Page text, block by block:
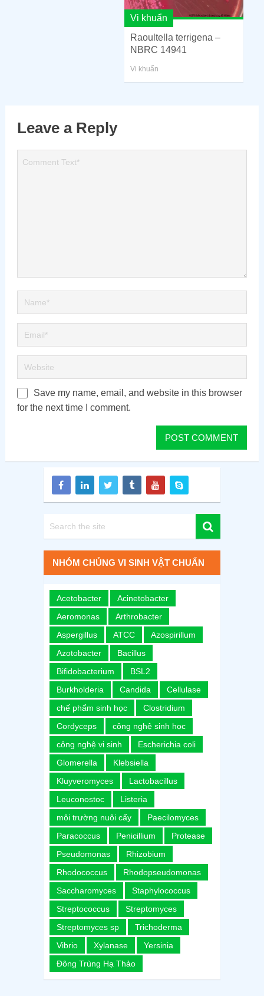
Vi khuẩn
Raoultella terrigena –
NBRC 14941
Vi khuẩn
Leave a Reply
Save my name, email, and website in this browser
for the next time I comment.
NHÓM CHỦNG VI SINH VẬT CHUẨN
Acetobacter
Acinetobacter
Aeromonas
Arthrobacter
Aspergillus
ATCC
Azospirillum
Azotobacter
Bacillus
Bifidobacterium
BSL2
Burkholderia
Candida
Cellulase
chế phẩm sinh học
Clostridium
Cordyceps
công nghệ sinh học
công nghệ vi sinh
Escherichia coli
Glomerella
Klebsiella
Kluyveromyces
Lactobacillus
Leuconostoc
Listeria
môi trường nuôi cấy
Paecilomyces
Paracoccus
Penicillium
Protease
Pseudomonas
Rhizobium
Rhodococcus
Rhodopseudomonas
Saccharomyces
Staphylococcus
Streptococcus
Streptomyces
Streptomyces sp
Trichoderma
Vibrio
Xylanase
Yersinia
Đông Trùng Hạ Thảo